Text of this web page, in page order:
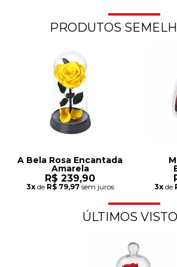
PRODUTOS
A Bela Rosa Encantada
Amarela
R$ 239,90
3xde R$ 79,97sem juros 3xde
ÚLTIMOS